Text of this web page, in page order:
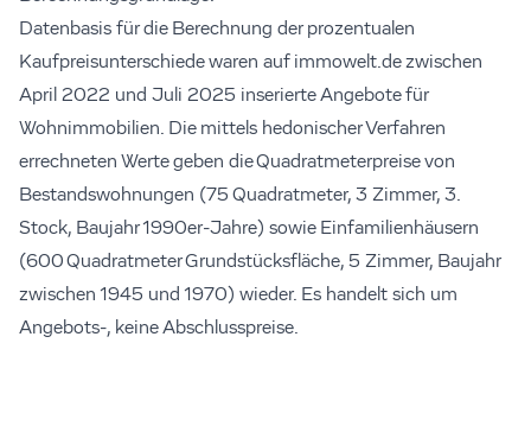
Datenbasis für die Berechnung der prozentualen
Kaufpreisunterschiede waren auf immowelt.de zwischen
April 2022 und Juli 2025 inserierte Angebote für
Wohnimmobilien. Die mittels hedonischer Verfahren
errechneten Werte geben die Quadratmeterpreise von
Bestandswohnungen (75 Quadratmeter, 3 Zimmer, 3.
Stock, Baujahr 1990er-Jahre) sowie Einfamilienhäusern
(600 Quadratmeter Grundstücksfläche, 5 Zimmer, Baujahr
zwischen 1945 und 1970) wieder. Es handelt sich um
Angebots-, keine Abschlusspreise.